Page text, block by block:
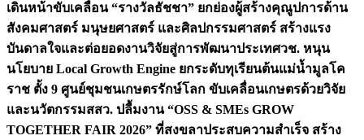
เดินหน้าขับเคลื่อน “รางวัลธัชชา” ยกย่องผู้สร้างคุณูปการด้าน
สังคมศาสตร์ มนุษยศาสตร์ และศิลปกรรมศาสตร์ สร้างแรง
บันดาลใจและต่อยอดงานวิจัยสู่การพัฒนาประเทศวช. หนุน
นโยบาย Local Growth Engine ยกระดับทุเรียนต้นแม่น้ำมูลโค
ราช ตั้ง 9 ศูนย์ชุมชนเกษตรรักษ์โลก ขับเคลื่อนเกษตรด้วยวิจัย
และนวัตกรรมสสว. ปลื้มงาน “OSS & SMEs GROW
TOGETHER FAIR 2026” ที่สงขลาประสบความสำเร็จ สร้าง